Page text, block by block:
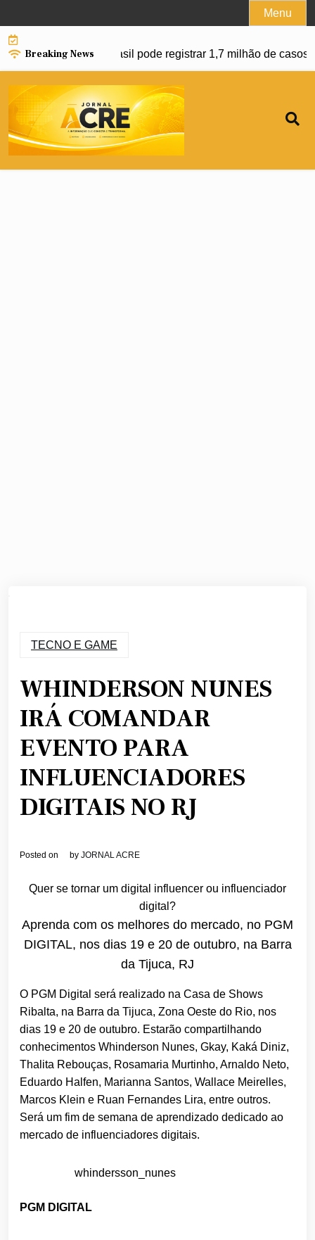
to
content
Menu
Breaking News
da dengue e Brasil pode registrar 1,7 milhão de casos
TECNO E GAME
WHINDERSON NUNES
IRÁ COMANDAR
EVENTO PARA
INFLUENCIADORES
DIGITAIS NO RJ
Posted on by JORNAL ACRE
Quer se tornar um digital influencer ou influenciador
digital?
Aprenda com os melhores do mercado, no PGM
DIGITAL, nos dias 19 e 20 de outubro, na Barra
da Tijuca, RJ
O PGM Digital será realizado na Casa de Shows
Ribalta, na Barra da Tijuca, Zona Oeste do Rio, nos
dias 19 e 20 de outubro. Estarão compartilhando
conhecimentos Whinderson Nunes, Gkay, Kaká Diniz,
Thalita Rebouças, Rosamaria Murtinho, Arnaldo Neto,
Eduardo Halfen, Marianna Santos, Wallace Meirelles,
Marcos Klein e Ruan Fernandes Lira, entre outros.
Será um fim de semana de aprendizado dedicado ao
mercado de influenciadores digitais.
whindersson_nunes
PGM DIGITAL